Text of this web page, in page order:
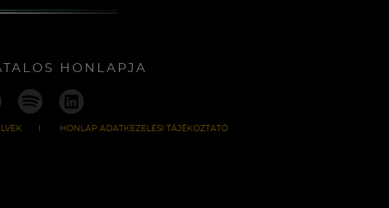
HONLAPJA
HONLAP ADATKEZELÉSI TÁJÉKOZTATÓ